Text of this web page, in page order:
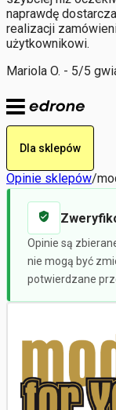
naprawdę
realizacji
użytkownikowi.
Mariola O. - 5/5
Dla sklepów
Opinie sklepów/
Opinie są
nie mogą być
potwierdzane